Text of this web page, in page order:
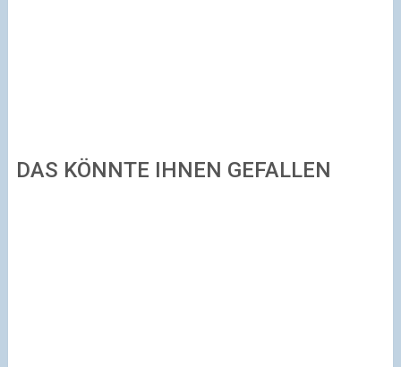
DAS KÖNNTE IHNEN GEFALLEN